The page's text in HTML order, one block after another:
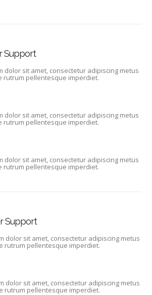
Support
dolor sit amet, consectetur adipiscing metus
rutrum pellentesque imperdiet.
dolor sit amet, consectetur adipiscing metus
rutrum pellentesque imperdiet.
dolor sit amet, consectetur adipiscing metus
rutrum pellentesque imperdiet.
Support
dolor sit amet, consectetur adipiscing metus
rutrum pellentesque imperdiet.
dolor sit amet, consectetur adipiscing metus
rutrum pellentesque imperdiet.